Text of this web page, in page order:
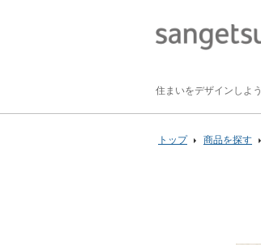
住まいをデザインしよう
トップ 商品を探す